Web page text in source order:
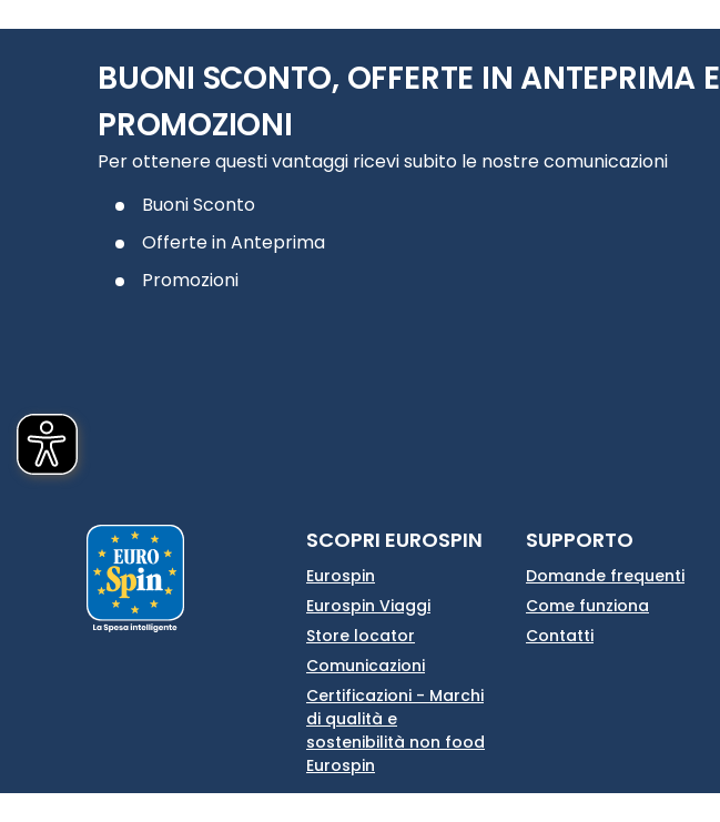
BUONI SCONTO, OFFERTE IN ANTEPRIMA E
PROMOZIONI
Per ottenere questi vantaggi ricevi subito le nostre comunicazioni
Buoni Sconto
Offerte in Anteprima
Promozioni
SCOPRI EUROSPIN
Eurospin
Eurospin Viaggi
Store locator
Comunicazioni
Certificazioni - Marchi
di qualità e
sostenibilità non food
Eurospin
SUPPORTO
Domande frequenti
Come funziona
Contatti